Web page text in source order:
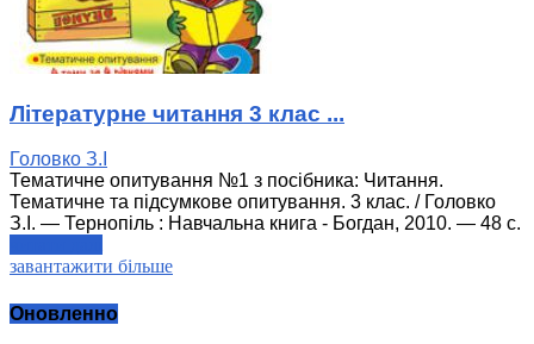
Літературне читання 3 клас ...
Головко З.І
Тематичне опитування №1 з посібника: Читання.
Тематичне та підсумкове опитування. 3 клас. / Головко
З.І. — Тернопіль : Навчальна книга - Богдан, 2010. — 48 с.
завантажити більше
Оновленно